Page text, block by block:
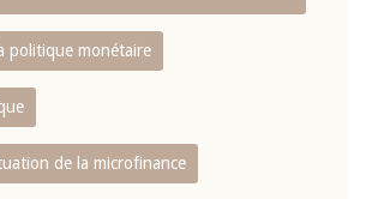
politique monétaire
de la microfinance